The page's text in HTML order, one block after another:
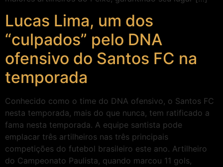
Lucas Lima, um dos
“culpados” pelo DNA
ofensivo do Santos FC na
temporada
Conhecido como o time do DNA ofensivo, o Santos FC
nesta temporada, mais do que nunca, tem ratificado a
fama nesta temporada. A equipe santista pode
emplacar três artilheiros nas três principais
competições do futebol brasileiro este ano. Artilheiro
do Campeonato Paulista, quando marcou 11 gols,